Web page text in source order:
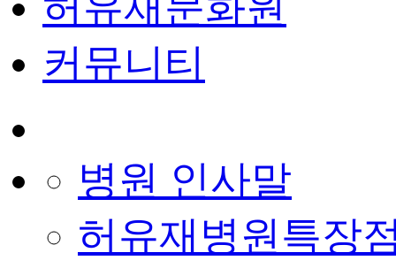
커뮤니티
병원 인사말
허유재병원특장